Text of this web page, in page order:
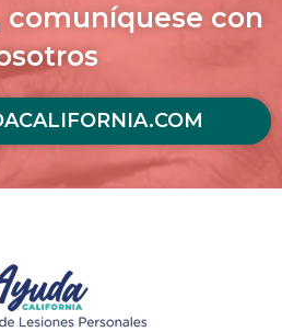
comuníquese con